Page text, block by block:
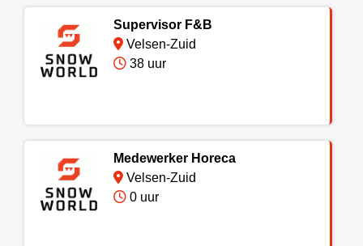
Supervisor F&B
Velsen-Zuid
38 uur
Medewerker Horeca
Velsen-Zuid
0 uur